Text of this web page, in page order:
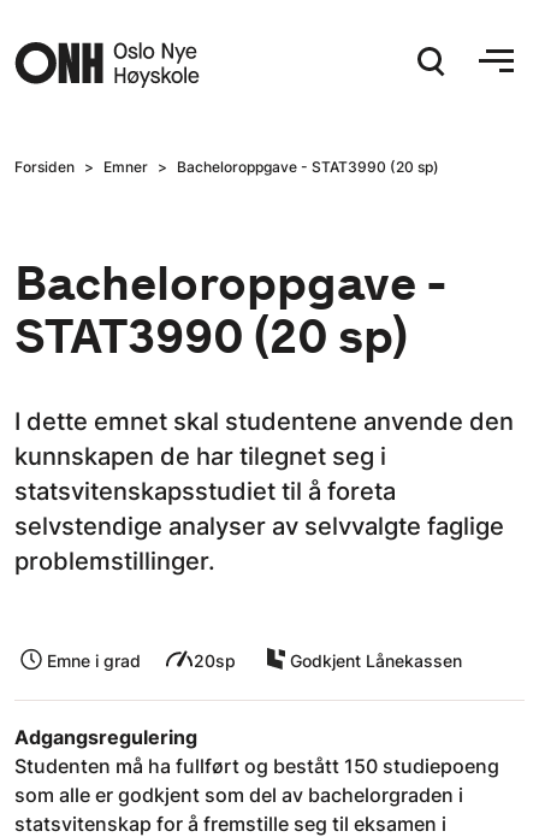
Forsiden Emner Bacheloroppgave - STAT3990 (20 sp)
Bacheloroppgave -
STAT3990 (20 sp)
I dette emnet skal studentene anvende den
kunnskapen de har tilegnet seg i
statsvitenskapsstudiet til å foreta
selvstendige analyser av selvvalgte faglige
problemstillinger.
Emne i grad 20sp Godkjent Lånekassen
Adgangsregulering
Studenten må ha fullført og bestått 150 studiepoeng
som alle er godkjent som del av bachelorgraden i
statsvitenskap for å fremstille seg til eksamen i